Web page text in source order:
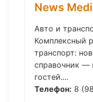
News
Авто и
Комплексный
транспорт:
справочник —
гостей....
Телефон: 8